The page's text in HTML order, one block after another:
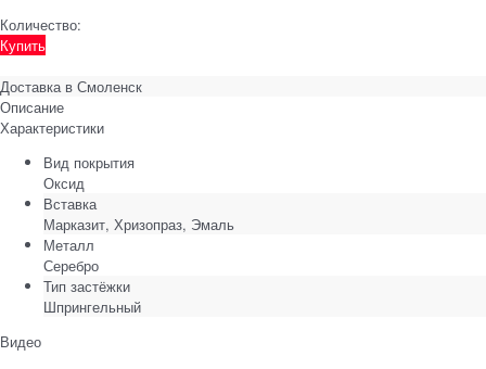
Количество:
Купить
Доставка в Смоленск
Описание
Характеристики
Вид покрытия
Оксид
Вставка
Марказит, Хризопраз, Эмаль
Металл
Серебро
Тип застёжки
Шпрингельный
Видео